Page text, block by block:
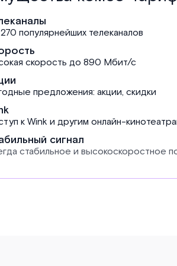
популярнейших телеканалов
скорость до 890 Мбит/с
предложения: акции, скидки
к Wink и другим онлайн-
сигнал
стабильное и высокоскоростное